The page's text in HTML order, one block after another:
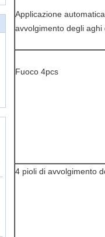
Applicazione
avvolgimento degli aghi
Fuoco 4pcs
4 pioli di avvolgimento